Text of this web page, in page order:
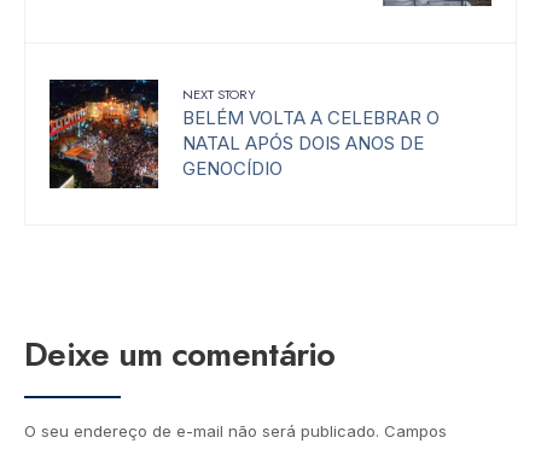
NEXT STORY
BELÉM VOLTA A CELEBRAR O
NATAL APÓS DOIS ANOS DE
GENOCÍDIO
Deixe um comentário
O seu endereço de e-mail não será publicado. Campos